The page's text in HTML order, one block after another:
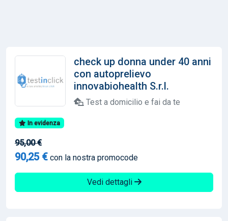
check up donna under 40 anni
con autoprelievo
innovabiohealth S.r.l.
Test a domicilio e fai da te
In evidenza
95,00 €
90,25 € con la nostra promocode
Vedi dettagli